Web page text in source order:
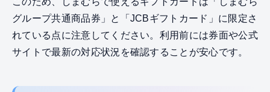
グループ共通商品券」と「JCBギフトカード」に限定さ
れている点に注意してください。利用前には券面や公式
サイトで最新の対応状況を確認することが安心です。